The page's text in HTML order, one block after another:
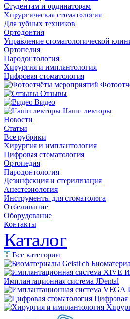
Студентам и ординаторам
Хирургическая стоматология
Для зубных техников
Ортодонтия
Управление стоматологической
Ортопедия
Пародонтология
Хирургия и имплантология
Цифровая стоматология
Отзывы
Видео
Наши лекторы
Новости
Статьи
Все рубрики
Хирургия и имплантология
Цифровая стоматология
Ортопедия
Пародонтология
Дезинфекция и стерилизация
Анестезиология
Инструменты для стоматолога
Отбеливание
Оборудование
Контакты
Каталог
Все категории
Имплантационная система JDental
Цифровая